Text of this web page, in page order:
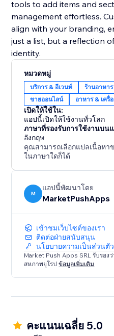
tools to add items and
management effortless.
align with your branding,
just a list, but a reflection
identity.
หมวดหมู่
บริการ & อีเวนท์
ร้านอาหาร
ขายออนไลน์
อาหาร & เครื่
เปิดให้ใช้ใน:
แอปนี้เปิดให้ใช้งานทั่วโลก
ภาษาที่รองรับการใช้งานบน
อังกฤษ
คุณสามารถเลือกแปลเนื้อหา
ในภาษาใดก็ได้
M
แอปนี้พัฒนาโดย
MarketPushApps
เข้าชมเว็บไซต์ของเรา
ติดต่อฝ่ายสนับสนุน
นโยบายความเป็นส่วนตัว
Market Push Apps SRL รับรอ
สหภาพยุโรปข้อมูลเพิ่มเติม
คะแนนเฉลี่ย 5.0